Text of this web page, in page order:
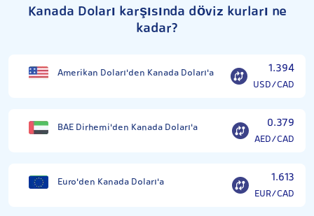
Kanada Doları karşısında döviz kurları ne
kadar?
Amerikan Doları'den Kanada Doları'a 1.394
USD/CAD
BAE Dirhemi'den Kanada Doları'a 0.379
AED/CAD
Euro'den Kanada Doları'a 1.613
EUR/CAD